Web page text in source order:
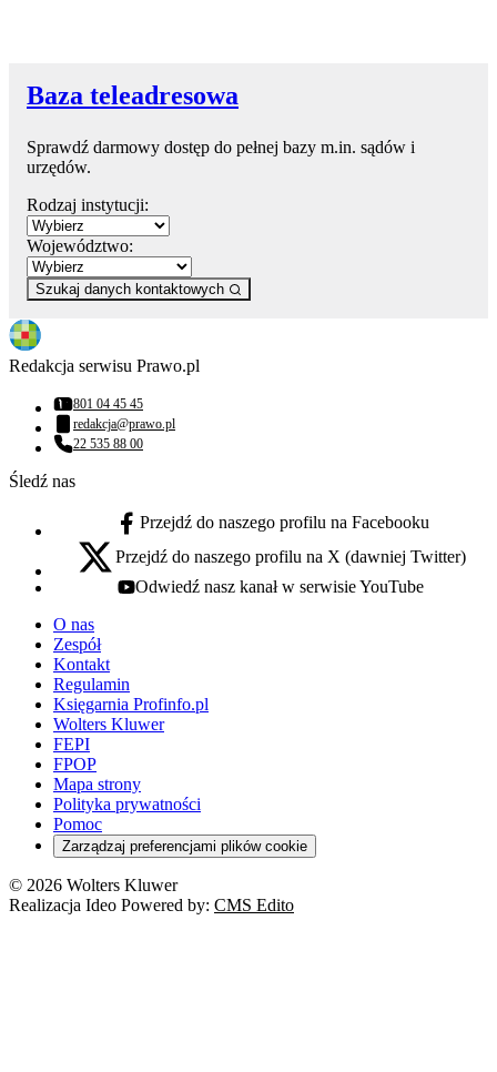
Baza teleadresowa
Sprawdź darmowy dostęp do pełnej bazy m.in. sądów i
urzędów.
Rodzaj instytucji:
Województwo:
Szukaj danych kontaktowych
Redakcja serwisu Prawo.pl
Numer telefonu:
801 04 45 45
Adres email:
redakcja@prawo.pl
Numer telefonu:
22 535 88 00
Śledź nas
facebook - otwiera się w nowej karcie
Przejdź do naszego profilu na Facebooku
x - otwiera się w nowej karcie
Przejdź do naszego profilu na X (dawniej Twitter)
youtube - otwiera się w nowej karcie
Odwiedź nasz kanał w serwisie YouTube
O nas
Zespół
Kontakt
Regulamin
Księgarnia Profinfo.pl
Wolters Kluwer
FEPI
FPOP
Mapa strony
Polityka prywatności
Pomoc
Zarządzaj preferencjami plików cookie
© 2026 Wolters Kluwer
Realizacja Ideo Powered by: CMS Edito